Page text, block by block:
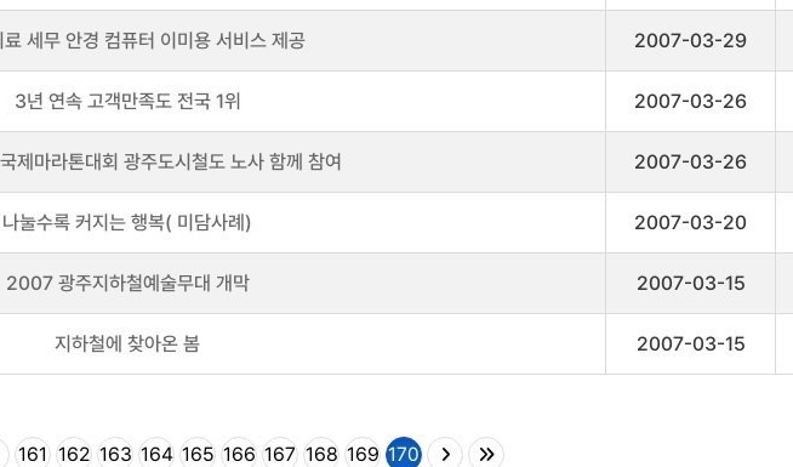
료 세무 안경 컴퓨터 이미용 서비스 제공 2007-03-29
3년 연속 고객만족도 전국 1위 2007-03-26
제마라톤대회 광주도시철도 노사 함께 참여 2007-03-26
나눌수록 커지는 행복( 미담사례) 2007-03-20
2007 광주지하철예술무대 개막 2007-03-15
지하철에 찾아온 봄 2007-03-15
161 162 163 164 165 166 167 168 169 170